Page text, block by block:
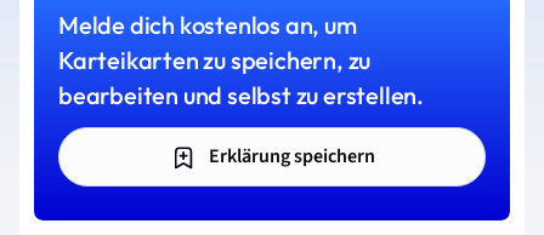
Melde dich kostenlos an, um
Karteikarten zu speichern, zu
bearbeiten und selbst zu erstellen.
Erklärung speichern